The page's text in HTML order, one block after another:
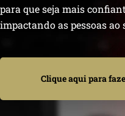
para que seja mais
impactando as pessoas ao
Clique aqui para